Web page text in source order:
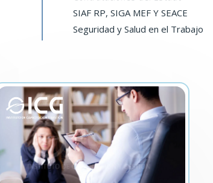
SIAF RP, SIGA MEF Y SEACE
Seguridad y Salud en el Trabajo